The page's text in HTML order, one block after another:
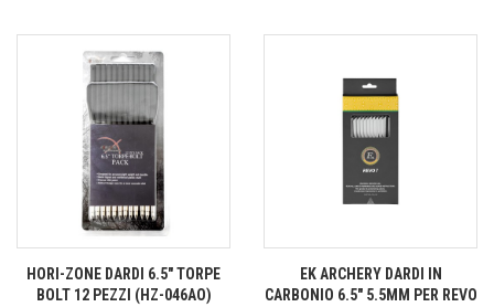
HORI-ZONE DARDI 6.5" TORPE
BOLT 12 PEZZI (HZ-046AO)
EK ARCHERY DARDI IN
CARBONIO 6.5" 5.5MM PER REVO